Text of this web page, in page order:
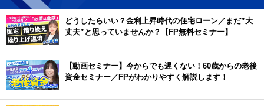
どうしたらいい？金利上昇時代の住宅ローン／まだ”大
丈夫”と思っていませんか？【FP無料セミナー】
【動画セミナー】今からでも遅くない！60歳からの老後
資金セミナー／FPがわかりやすく解説します！